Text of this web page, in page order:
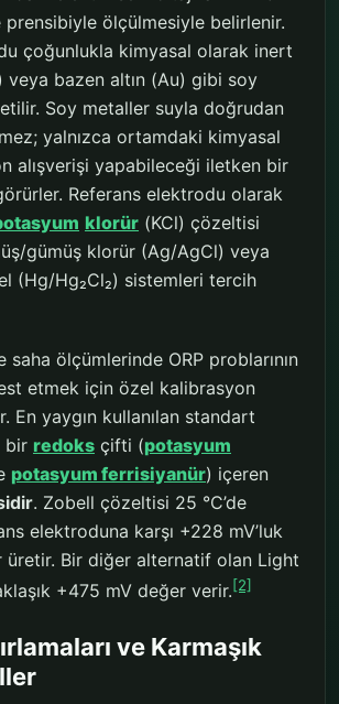
ölçülmesiyle belirlenir.
çoğunlukla kimyasal olarak inert
bazen altın (Au) gibi soy
Soy metaller suyla doğrudan
yalnızca ortamdaki kimyasal
alışverişi yapabileceği iletken bir
Referans elektrodu olarak
klorür (KCl) çözeltisi
gümüş klorür (Ag/AgCl) veya
(Hg/Hg₂Cl₂) sistemleri tercih
saha ölçümlerinde ORP problarının
etmek için özel kalibrasyon
En yaygın kullanılan standart
bir redoks çifti (potasyum
potasyum ferrisiyanür) içeren
. Zobell çözeltisi 25 °C’de
elektroduna karşı +228 mV’luk
üretir. Bir diğer alternatif olan Light
+475 mV değer verir.[2]
ve Karmaşık